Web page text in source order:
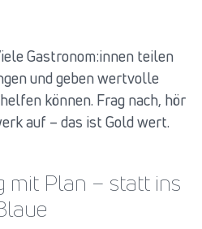
Gastronom:innen teilen
und geben wertvolle
können. Frag nach, hör
auf – das ist Gold wert.
mit Plan – statt ins